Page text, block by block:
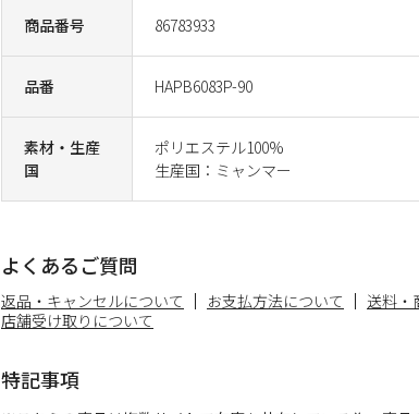
商品番号 86783933
品番 HAPB6083P-90
素材・生産
国
ポリエステル100%
生産国：ミャンマー
よくあるご質問
返品・キャンセルについて お支払方法について
送料・
店舗受け取りについて
特記事項